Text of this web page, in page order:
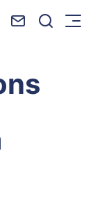
Nous Je
Menu